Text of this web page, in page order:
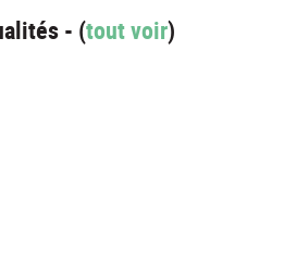
- (tout voir)